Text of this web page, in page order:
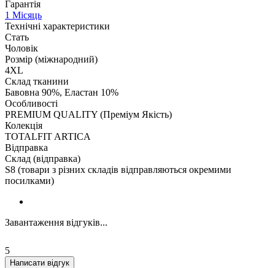
Гарантія
1 Місяць
Технічні характеристики
Стать
Чоловік
Розмір (міжнародний)
4XL
Склад тканини
Бавовна 90%, Еластан 10%
Особливості
PREMIUM QUALITY (Преміум Якість)
Колекція
TOTALFIT ARTICA
Відправка
Склад (відправка)
S8 (товари з різних складів відправляються окремими
посилками)
Завантаження відгуків...
5
Написати відгук